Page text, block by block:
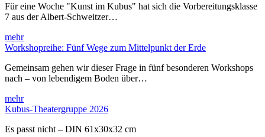
Für eine Woche "Kunst im Kubus" hat sich die Vorbereitungsklasse
7 aus der Albert-Schweitzer…
mehr
Workshopreihe: Fünf Wege zum Mittelpunkt der Erde
Gemeinsam gehen wir dieser Frage in fünf besonderen Workshops
nach – von lebendigem Boden über…
mehr
Kubus-Theatergruppe 2026
Es passt nicht – DIN 61x30x32 cm